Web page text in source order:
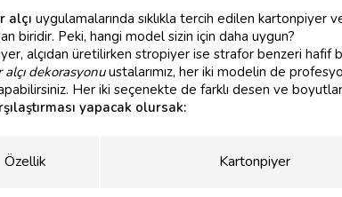
alçı uygulamalarında sıklıkla tercih edilen kartonpiyer
biridir. Peki, hangi model sizin için daha uygun?
alçıdan üretilirken stropiyer ise strafor benzeri hafif
alçı dekorasyonuustalarımız, her iki modelin de
Her iki seçenekte de farklı desen ve
yapacak olursak:
Özellik Kartonpiyer